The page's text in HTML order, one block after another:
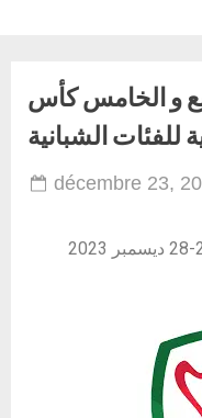
و الخامس كأس
للفئات الشبانية
décembre 23,